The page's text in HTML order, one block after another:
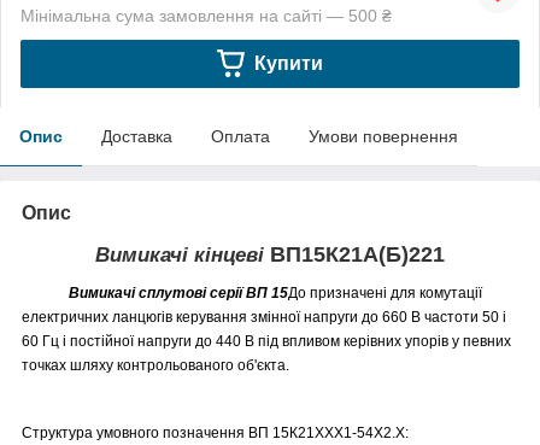
Мінімальна сума замовлення на сайті — 500 ₴
Купити
Опис Доставка Оплата Умови повернення
Опис
Вимикачі кінцеві ВП15К21А(Б)221
Вимикачі сплутові серії ВП 15До призначені для комутації
електричних ланцюгів керування змінної напруги до 660 В частоти 50 і
60 Гц і постійної напруги до 440 В під впливом керівних упорів у певних
точках шляху контрольованого об'єкта.
Структура умовного позначення ВП 15К21ХХХ1-54Х2.X: